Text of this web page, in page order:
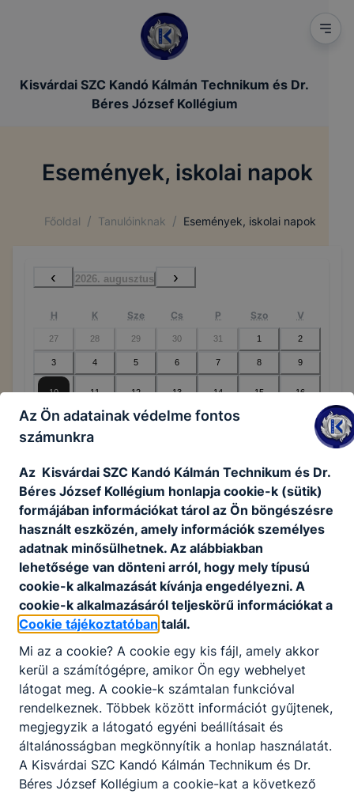
Kisvárdai SZC Kandó Kálmán Technikum és Dr.
Béres József Kollégium
Események, iskolai napok
Főoldal / Tanulóinknak / Események, iskolai napok
‹ 2026. augusztus ›
H K Sze Cs P Szo V
27 28 29 30 31 1 2
3 4 5 6 7 8 9
10 11 12 13 14 15 16
17 18 19 20 21
31 1 2 3 4 5 6
Legközelebbi esemény(ek)
Nincsenek események ezen a napon
KORÁBBI ESEMÉNYEK
Nincsenek korábbi események
Az Ön adatainak védelme fontos
számunkra
Az Kisvárdai SZC Kandó Kálmán Technikum és Dr.
Béres József Kollégium honlapja cookie-k (sütik)
formájában információkat tárol az Ön böngészésre
használt eszközén, amely információk személyes
adatnak minősülhetnek. Az alábbiakban
lehetősége van dönteni arról, hogy mely típusú
cookie-k alkalmazását kívánja engedélyezni. A
cookie-k alkalmazásáról teljeskörű információkat a
Cookie tájékoztatóban talál.
Mi az a cookie? A cookie egy kis fájl, amely akkor
kerül a számítógépre, amikor Ön egy webhelyet
látogat meg. A cookie-k számtalan funkcióval
rendelkeznek. Többek között információt gyűjtenek,
megjegyzik a látogató egyéni beállításait és
általánosságban megkönnyítik a honlap használatát.
A Kisvárdai SZC Kandó Kálmán Technikum és Dr.
Béres József Kollégium a cookie-kat a következő